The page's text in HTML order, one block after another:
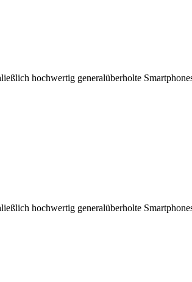
hochwertig generalüberholte
hochwertig generalüberholte